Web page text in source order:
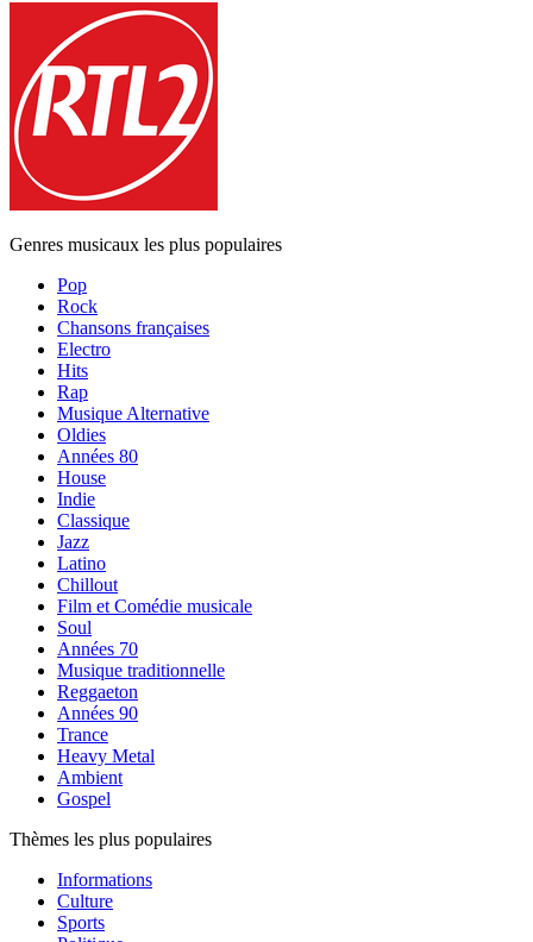
Genres musicaux les plus populaires
Pop
Rock
Chansons françaises
Electro
Hits
Rap
Musique Alternative
Oldies
Années 80
House
Indie
Classique
Jazz
Latino
Chillout
Film et Comédie musicale
Soul
Années 70
Musique traditionnelle
Reggaeton
Années 90
Trance
Heavy Metal
Ambient
Gospel
Thèmes les plus populaires
Informations
Culture
Sports